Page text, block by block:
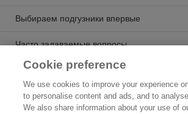
Выбираем подгузники впервые
Часто задаваемые вопросы
Книга по уходу за новорожденными
Карта Сайта
Cookie preference
We use cookies to improve your experience
to personalise content and ads, and to
We also share information about your use of